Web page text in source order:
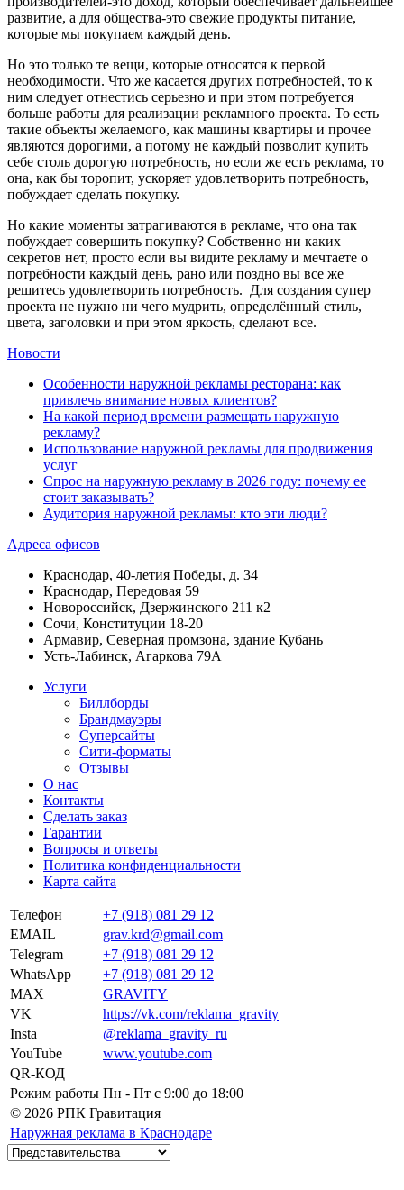
развитие, а для общества-это свежие продукты питание,
которые мы покупаем каждый день.
Но это только те вещи, которые относятся к первой
необходимости. Что же касается других потребностей, то к
ним следует отнестись серьезно и при этом потребуется
больше работы для реализации рекламного проекта. То есть
такие объекты желаемого, как машины квартиры и прочее
являются дорогими, а потому не каждый позволит купить
себе столь дорогую потребность, но если же есть реклама, то
она, как бы торопит, ускоряет удовлетворить потребность,
побуждает сделать покупку.
Но какие моменты затрагиваются в рекламе, что она так
побуждает совершить покупку? Собственно ни каких
секретов нет, просто если вы видите рекламу и мечтаете о
потребности каждый день, рано или поздно вы все же
решитесь удовлетворить потребность. Для создания супер
проекта не нужно ни чего мудрить, определённый стиль,
цвета, заголовки и при этом яркость, сделают все.
Новости
Особенности наружной рекламы ресторана: как
привлечь внимание новых клиентов?
На какой период времени размещать наружную
рекламу?
Использование наружной рекламы для продвижения
услуг
Спрос на наружную рекламу в 2026 году: почему ее
стоит заказывать?
Аудитория наружной рекламы: кто эти люди?
Адреса офисов
Краснодар, 40-летия Победы, д. 34
Краснодар, Передовая 59
Новороссийск, Дзержинского 211 к2
Сочи, Конституции 18-20
Армавир, Северная промзона, здание Кубань
Усть-Лабинск, Агаркова 79А
Услуги
Биллборды
Брандмауэры
Суперсайты
Сити-форматы
Отзывы
О нас
Контакты
Сделать заказ
Гарантии
Вопросы и ответы
Политика конфиденциальности
Карта сайта
Телефон
+7 (918) 081 29 12
EMAIL
grav.krd@gmail.com
Telegram
+7 (918) 081 29 12
WhatsApp
+7 (918) 081 29 12
MAX
GRAVITY
VK
https://vk.com/reklama_gravity
Insta
@reklama_gravity_ru
YouTube
www.youtube.com
QR-КОД
Режим работы Пн - Пт c 9:00 до 18:00
© 2026 РПК Гравитация
Наружная реклама в Краснодаре